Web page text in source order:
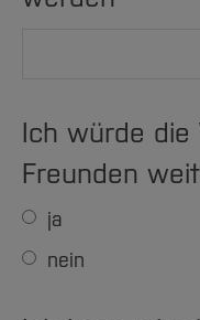
Ich würde die
Freunden
ja
nein